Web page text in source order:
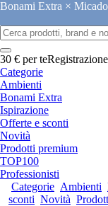
Bonami Extra ×
30 € per teRegistrazione
Categorie
Ambienti
Bonami Extra
Ispirazione
Offerte e sconti
Novità
Prodotti premium
TOP100
Professionisti
Categorie Ambienti
sconti Novità